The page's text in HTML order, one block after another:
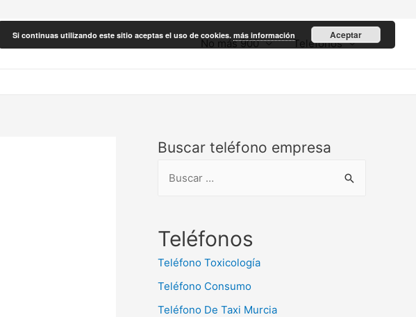
No más 900 Teléfonos
Buscar teléfono empresa
c
Teléfonos
Teléfono Toxicología
Teléfono Consumo
Teléfono De Taxi Murcia
Si continuas utilizando este sitio aceptas el uso de cookies. más información Aceptar